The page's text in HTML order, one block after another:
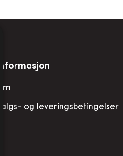
Informasjon
Om
Salgs- og leveringsbetingelser